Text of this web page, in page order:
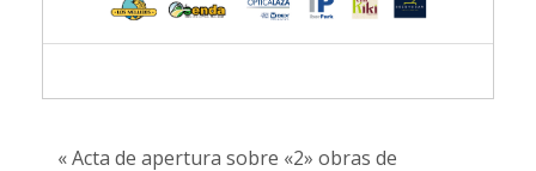
« Acta de apertura sobre «2» obras de